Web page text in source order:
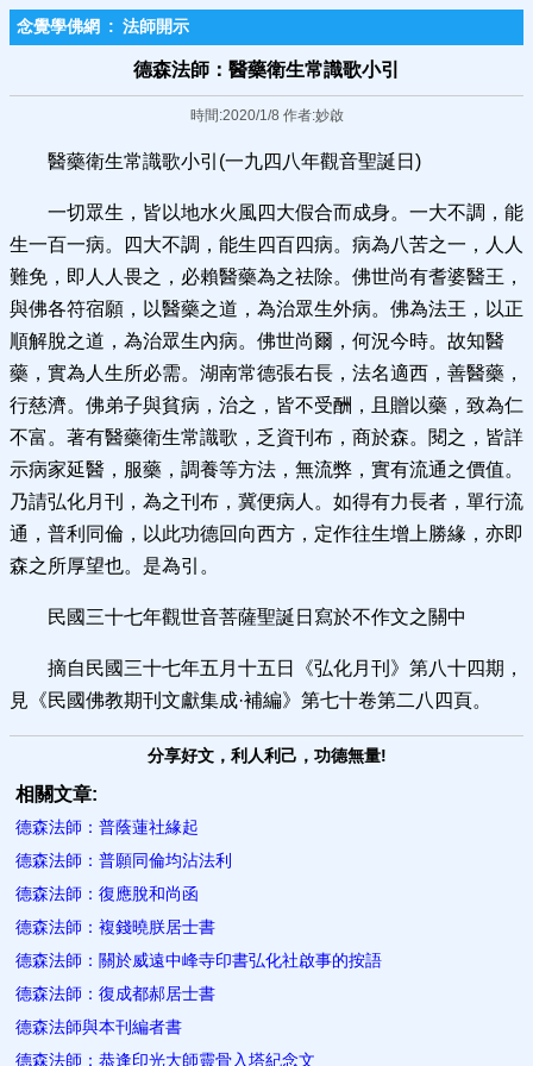
念覺學佛網 : 法師開示
德森法師：醫藥衛生常識歌小引
時間:2020/1/8 作者:妙啟
醫藥衛生常識歌小引(一九四八年觀音聖誕日)
一切眾生，皆以地水火風四大假合而成身。一大不調，能
生一百一病。四大不調，能生四百四病。病為八苦之一，人人
難免，即人人畏之，必賴醫藥為之祛除。佛世尚有耆婆醫王，
與佛各符宿願，以醫藥之道，為治眾生外病。佛為法王，以正
順解脫之道，為治眾生內病。佛世尚爾，何況今時。故知醫
藥，實為人生所必需。湖南常德張右長，法名適西，善醫藥，
行慈濟。佛弟子與貧病，治之，皆不受酬，且贈以藥，致為仁
不富。著有醫藥衛生常識歌，乏資刊布，商於森。閱之，皆詳
示病家延醫，服藥，調養等方法，無流弊，實有流通之價值。
乃請弘化月刊，為之刊布，冀便病人。如得有力長者，單行流
通，普利同倫，以此功德回向西方，定作往生增上勝緣，亦即
森之所厚望也。是為引。
民國三十七年觀世音菩薩聖誕日寫於不作文之關中
摘自民國三十七年五月十五日《弘化月刊》第八十四期，
見《民國佛教期刊文獻集成·補編》第七十卷第二八四頁。
分享好文，利人利己，功德無量!
相關文章:
德森法師：普蔭蓮社緣起
德森法師：普願同倫均沾法利
德森法師：復應脫和尚函
德森法師：複錢曉朕居士書
德森法師：關於威遠中峰寺印書弘化社啟事的按語
德森法師：復成都郝居士書
德森法師與本刊編者書
德森法師：恭逢印光大師靈骨入塔紀念文